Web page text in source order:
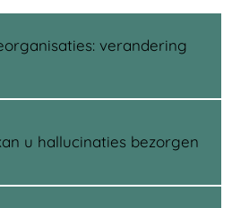
verandering
u hallucinaties bezorgen